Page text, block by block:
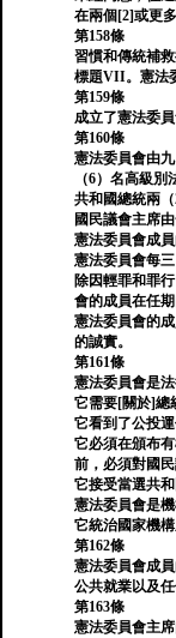
在兩個[2]或更
第158條
習慣和傳統補
標題VII。憲法
第159條
成立了憲法委員
第160條
憲法委員會由
（6）名高級
共和國總統兩
國民議會主席
憲法委員會成
憲法委員會每三
除因輕罪和罪
會的成員在任期
憲法委員會的
的誠實。
第161條
憲法委員會是
它需要[關於]總
它看到了公投
它必須在頒布
前，必須對國
它接受當選共和
憲法委員會是
它統治國家機構
第162條
憲法委員會成
公共就業以及
第163條
憲法委員會主